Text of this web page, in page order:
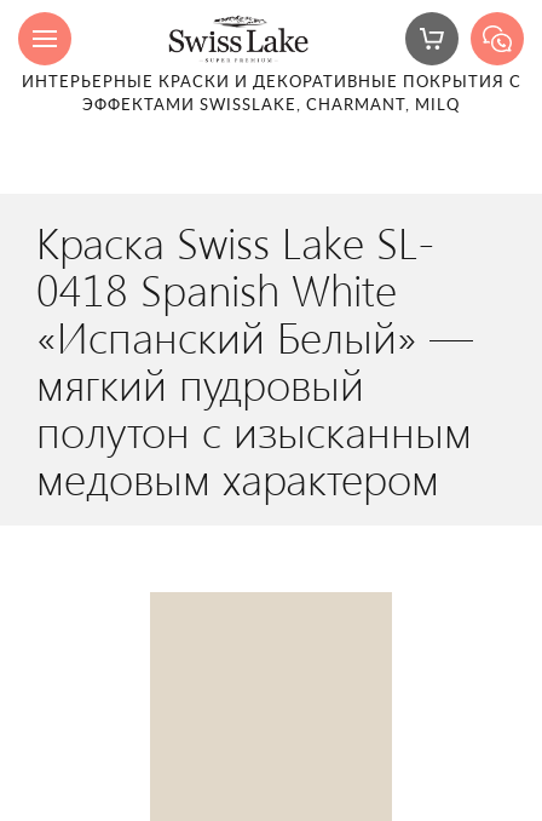
ИНТЕРЬЕРНЫЕ КРАСКИ И ДЕКОРАТИВНЫЕ ПОКРЫТИЯ С
ЭФФЕКТАМИ SWISSLAKE, CHARMANT, MILQ
Краска Swiss Lake SL-
0418 Spanish White
«Испанский Белый» —
мягкий пудровый
полутон с изысканным
медовым характером